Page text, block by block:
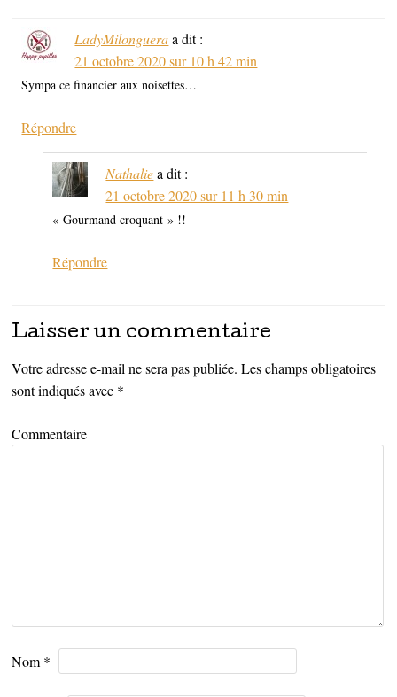
LadyMilonguera a dit :
21 octobre 2020 sur 10 h 42 min
Sympa ce financier aux noisettes…
Répondre
Nathalie a dit :
21 octobre 2020 sur 11 h 30 min
« Gourmand croquant » !!
Répondre
Laisser un commentaire
Votre adresse e-mail ne sera pas publiée. Les champs obligatoires
sont indiqués avec *
Commentaire
Nom *